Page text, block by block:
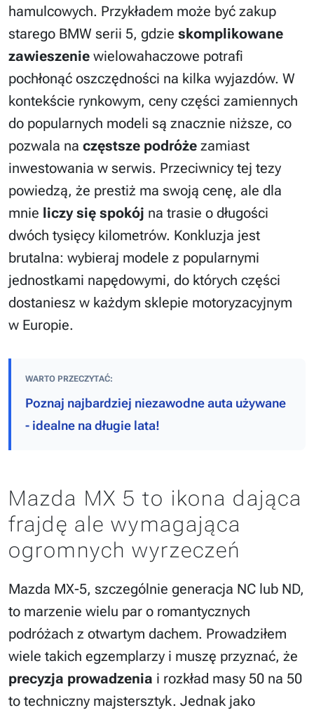
hamulcowych. Przykładem może być zakup
starego BMW serii 5, gdzie skomplikowane
zawieszenie wielowahaczowe potrafi
pochłonąć oszczędności na kilka wyjazdów. W
kontekście rynkowym, ceny części zamiennych
do popularnych modeli są znacznie niższe, co
pozwala na częstsze podróże zamiast
inwestowania w serwis. Przeciwnicy tej tezy
powiedzą, że prestiż ma swoją cenę, ale dla
mnie liczy się spokój na trasie o długości
dwóch tysięcy kilometrów. Konkluzja jest
brutalna: wybieraj modele z popularnymi
jednostkami napędowymi, do których części
dostaniesz w każdym sklepie motoryzacyjnym
w Europie.
WARTO PRZECZYTAĆ:
Poznaj najbardziej niezawodne auta używane
- idealne na długie lata!
Mazda MX 5 to ikona dająca
frajdę ale wymagająca
ogromnych wyrzeczeń
Mazda MX-5, szczególnie generacja NC lub ND,
to marzenie wielu par o romantycznych
podróżach z otwartym dachem. Prowadziłem
wiele takich egzemplarzy i muszę przyznać, że
precyzja prowadzenia i rozkład masy 50 na 50
to techniczny majstersztyk. Jednak jako